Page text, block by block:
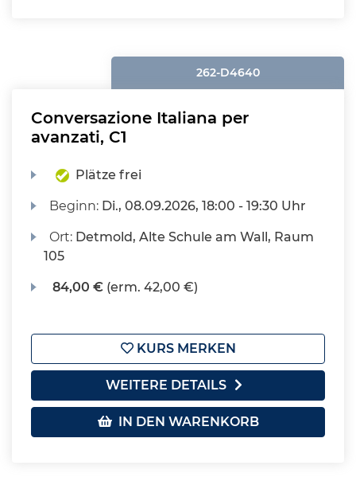
262-D4640
Conversazione Italiana per
avanzati, C1
Plätze frei
Beginn: Di., 08.09.2026, 18:00 - 19:30 Uhr
Ort: Detmold, Alte Schule am Wall, Raum
105
84,00 € (erm. 42,00 €)
KURS MERKEN
WEITERE DETAILS
IN DEN WARENKORB